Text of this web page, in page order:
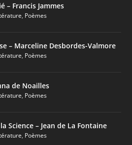
– Francis Jammes
, Poèmes
– Marceline Desbordes-Valmore
, Poèmes
de Noailles
, Poèmes
Science – Jean de La Fontaine
, Poèmes